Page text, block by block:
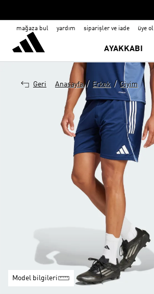
mağaza bul yardım siparişler ve iade üye ol
AYAKKABI
Geri Anasayfa / Erkek / Giyim
Model bilgileri